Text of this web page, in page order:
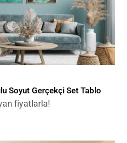
Soyut Gerçekçi Set Tablo
fiyatlarla!